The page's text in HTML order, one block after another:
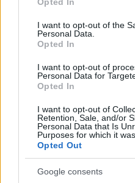
use your data for below
consent section.
I want to opt-out of the
Personal Data.
Opted In
I want to opt-out of
Personal Data for
Opted In
I want to opt-out of
Retention, Sale, and/or
Personal Data that Is
Purposes for which it
Opted Out
Google consents
NEWS ΚΑΝΟΝΤΑΣ
TAGS
ΙΔΙΟΚΤΗΤΕΣ ΤΕΛΗ
ΑΑΔΕ
ΠΡΟΣΤΙΜΑ
Ροή